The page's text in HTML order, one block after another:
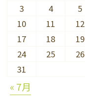
3
4 5
10
11 12
17
18 19
24
25 26
31
« 7月